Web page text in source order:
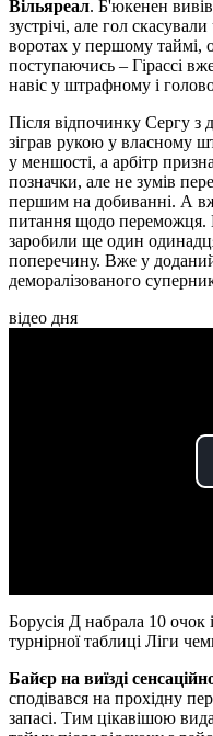
Вільяреал. Б'юкенен
зустрічі, але гол
воротах у першому таймі,
поступаючись – Гірассі
навіс у штрафному і
Після відпочинку Сергу з
зіграв рукою у власному
у меншості, а арбітр
позначки, але не зумів
першим на добиванні. А
питання щодо переможця.
заробили ще один
поперечину. Вже у
деморалізованого
відео дня
Борусія Д набрала 10 очок
турнірної таблиці Ліги
Байєр на виїзді
сподівався на прохідну
запасі. Тим цікавішою